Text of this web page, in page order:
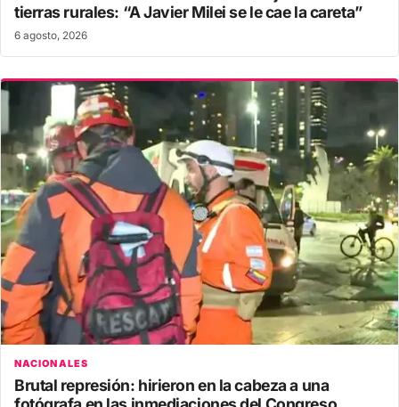
tierras rurales: “A Javier Milei se le cae la careta”
6 agosto, 2026
NACIONALES
Brutal represión: hirieron en la cabeza a una